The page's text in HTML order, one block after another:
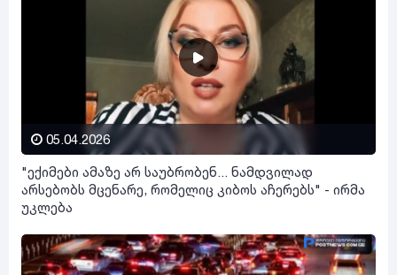
05.04.2026
"ექიმები ამაზე არ საუბრობენ... ნამდვილად
არსებობს მცენარე, რომელიც კიბოს აჩერებს" - ირმა
უკლება